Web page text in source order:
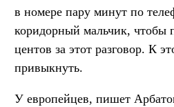
в номере пару минут по
коридорный мальчик, чтобы
центов за этот разговор. К
привыкнуть.
У европейцев, пишет